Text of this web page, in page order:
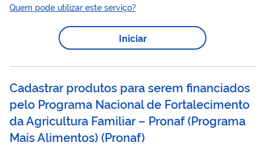
ou companheiro(a); II - Ascendentes ou descendentes (pai,
mãe, avô, avó, bisavó, bisavô, tataravô, tataravó); III- Integrantes
familiar
em linha colateral até o quarto grau, que
Quem pode utilizar este serviço?
Iniciar
Cadastrar produtos para serem financiados
pelo Programa Nacional de Fortalecimento
da Agricultura Familiar – Pronaf (Programa
Mais Alimentos) (Pronaf)